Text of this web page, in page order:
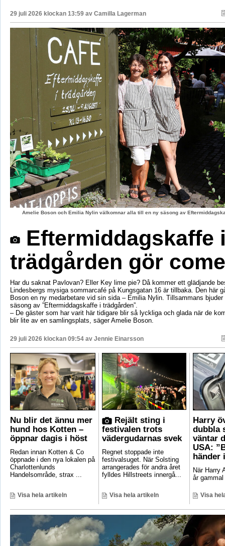
29 juli 2026 klockan 13:59 av Camilla Lagerman
Amelie Boson och Emilia Nylin välkomnar alla till en ny säsong av
Eftermiddagskaffe
trädgården gör
Har du saknat Pavlovan? Eller Key lime pie? Då kommer ett glädjande
Lindesbergs mysiga sommarcafé på Kungsgatan 16 är tillbaka. Den här
Boson en ny medarbetare vid sin sida – Emilia Nylin. Tillsammans
säsong av ”Eftermiddagskaffe i trädgården”.
– De gäster som har varit här tidigare blir så lyckliga och glada när de
blir lite av en samlingsplats, säger Amelie Boson.
29 juli 2026 klockan 09:54 av Jennie Einarsson
Nu blir det ännu mer
hund hos Kotten –
öppnar dagis i höst
Redan innan Kotten & Co
öppnade i den nya lokalen på
Charlottenlunds
Handelsområde, strax ...
Visa hela artikeln
Rejält sting i
festivalen trots
vädergudarnas svek
Regnet stoppade inte
festivalsuget. När Solsting
arrangerades för andra året
fylldes Hillstreets innergå...
Visa hela artikeln
Harry
dubbla
väntar
USA:
händer
När Harry
år
Visa